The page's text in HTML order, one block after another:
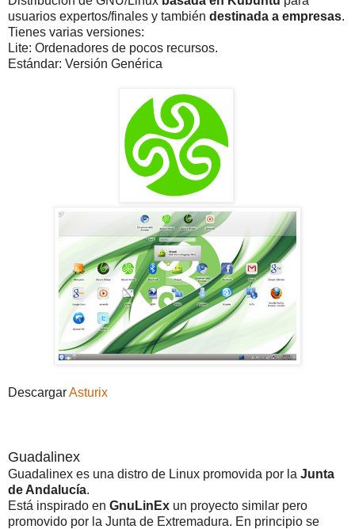
usuarios expertos/finales y también destinada a empresas.
Tienes varias versiones:
Lite: Ordenadores de pocos recursos.
Estándar: Versión Genérica
DescargarAsturix
Guadalinex
Guadalinex es una distro de Linux promovida por la Junta
de Andalucía.
Está inspirado en GnuLinEx un proyecto similar pero
promovido por la Junta de Extremadura. En principio se